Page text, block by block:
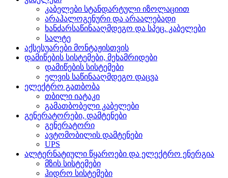
კაბელები სტანდარტული იზოლაციით
არაჰალოგენური და არაალებადი
ხანძარსაწინააღმდეგო და სპეც. კაბელები
სალტე
აქსესუარები მონტაჟისთვის
დამიწების სისტემები, მეხამრიდები
დამიწების სისტემები
ელვის საწინააღმდეგო დაცვა
ელექტრო გათბობა
თბილი იატაკი
გამათბობელი კაბელები
გენერატორები, დამტენები
გენერატორი
ავტომობილის დამტენები
UPS
ალტერნატიული წყაროები და ელექტრო ენერგია
მზის სისტემები
ჰიდრო სისტემები